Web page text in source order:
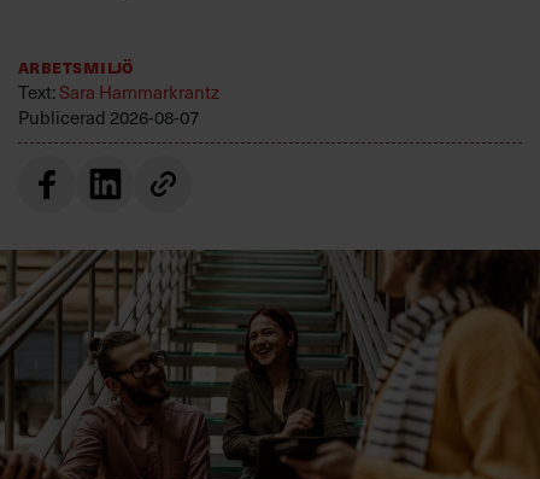
Arbetsmiljö
Text:Sara Hammarkrantz
Publicerad 2026-08-07